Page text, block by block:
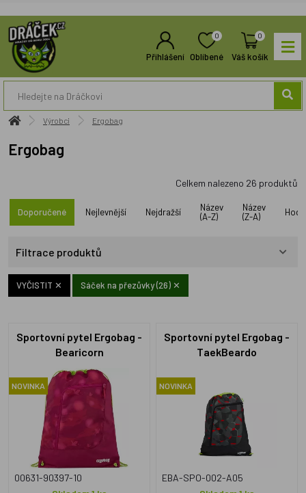
Přihlášení
0
Oblíbené
0
Váš košík
Výrobci Ergobag
Ergobag
Celkem nalezeno 26 produktů
Doporučené Nejlevnější Nejdražší
Název
(A-Z)
Název
(Z-A)
Filtrace produktů
VYČISTIT ✕ Sáček na přezůvky (26) ✕
Sportovní pytel Ergobag -
Bearicorn
NOVINKA
00631-90397-10
Sportovní pytel Ergobag -
TaekBeardo
NOVINKA
EBA-SPO-002-A05